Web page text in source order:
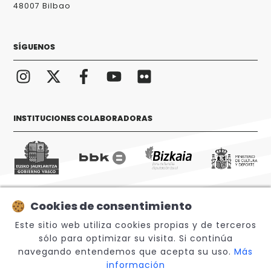
48007 Bilbao
SÍGUENOS
INSTITUCIONES COLABORADORAS
© 2026 Sabino Arana Fundazioa
Cookies de consentimiento
Este sitio web utiliza cookies propias y de terceros
sólo para optimizar su visita. Si continúa
navegando entendemos que acepta su uso. Más
información